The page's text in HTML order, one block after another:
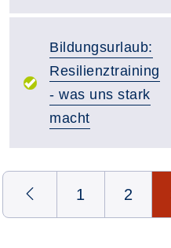
Bildungsurlaub:
Resilienztraining
- was uns stark
macht
1 2